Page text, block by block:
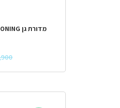
מדורת גן HAPPY COCOONING מלבן צבע אפור